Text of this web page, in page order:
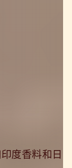
度香料和日